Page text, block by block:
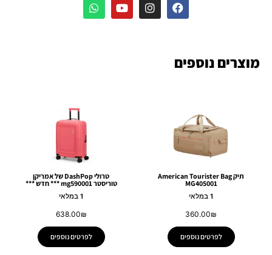
מוצרים נוספים
תיק American Tourister Bag
MG405001
1 במלאי
360.00₪
לפרטים נוספים
טרולי DashPop של אמריקן
טוריסטר mg590001 *** חדש ***
1 במלאי
638.00₪
לפרטים נוספים